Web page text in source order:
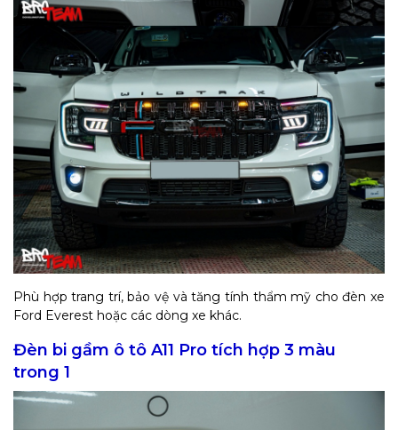
Phù hợp trang trí, bảo vệ và tăng tính thẩm mỹ cho đèn xe
Ford Everest hoặc các dòng xe khác.
Đèn bi gầm ô tô A11 Pro tích hợp 3 màu
trong 1